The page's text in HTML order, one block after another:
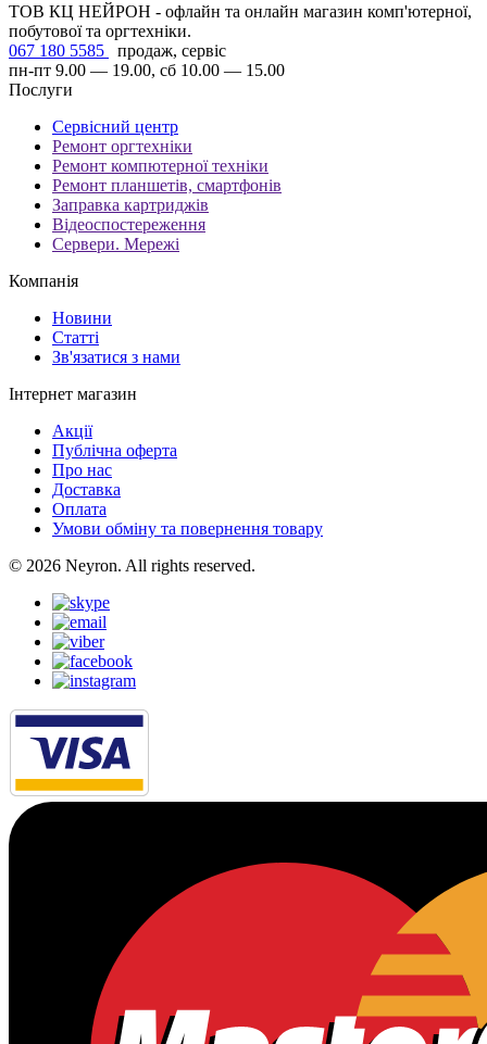
ТОВ КЦ НЕЙРОН - офлайн та онлайн магазин комп'ютерної,
побутової та оргтехніки.
067 180 5585
продаж, сервіс
пн-пт 9.00 — 19.00, сб 10.00 — 15.00
Послуги
Сервісний центр
Ремонт оргтехніки
Ремонт компютерної техніки
Ремонт планшетів, смартфонів
Заправка картриджів
Відеоспостереження
Сервери. Мережі
Компанія
Новини
Статті
Зв'язатися з нами
Інтернет магазин
Акції
Публічна оферта
Про нас
Доставка
Оплата
Умови обміну та повернення товару
© 2026 Neyron. All rights reserved.